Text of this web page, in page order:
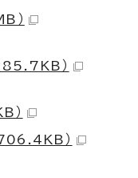
）
）
）
706.4KB）